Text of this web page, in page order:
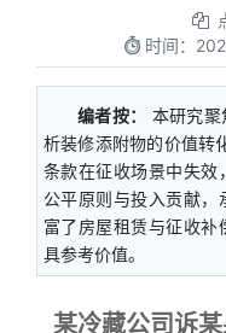
时间：
编者按：
本研究
析装修添附物的价值转
条款在征收场景中失效
公平原则与投入贡献
富了房屋租赁与征收补
具参考价值。
某冷藏公司诉